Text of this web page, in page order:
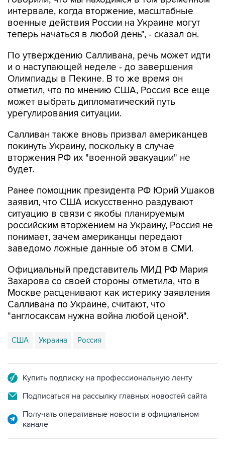
интервале, когда вторжение, масштабные
военные действия России на Украине могут
теперь начаться в любой день", - сказал он.
По утверждению Салливана, речь может идти
и о наступающей неделе - до завершения
Олимпиады в Пекине. В то же время он
отметил, что по мнению США, Россия все еще
может выбрать дипломатический путь
урегулирования ситуации.
Салливан также вновь призвал американцев
покинуть Украину, поскольку в случае
вторжения РФ их "военной эвакуации" не
будет.
Ранее помощник президента РФ Юрий Ушаков
заявил, что США искусственно раздувают
ситуацию в связи с якобы планируемым
российским вторжением на Украину, Россия не
понимает, зачем американцы передают
заведомо ложные данные об этом в СМИ.
Официальный представитель МИД РФ Мария
Захарова со своей стороны отметила, что в
Москве расценивают как истерику заявления
Салливана по Украине, считают, что
"англосаксам нужна война любой ценой".
США Украина Россия
Купить подписку на профессиональную ленту
Подписаться на рассылку главных новостей сайта
Получать оперативные новости в официальном
канале